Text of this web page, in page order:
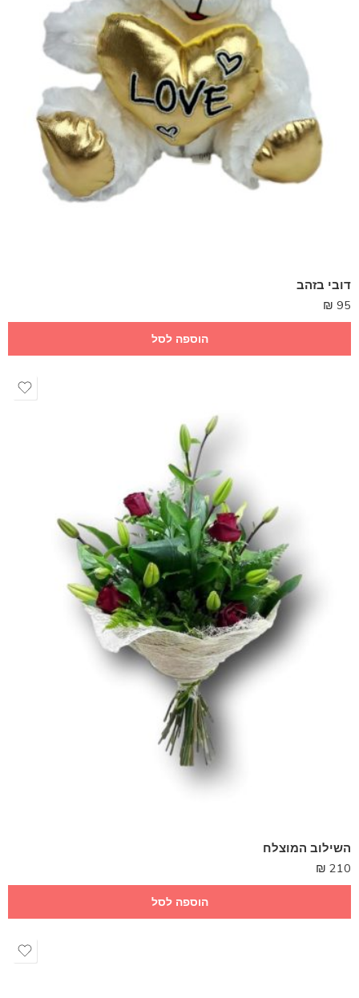
דובי בזהב
95
₪
הוספה לסל
השילוב המוצלח
210
₪
הוספה לסל